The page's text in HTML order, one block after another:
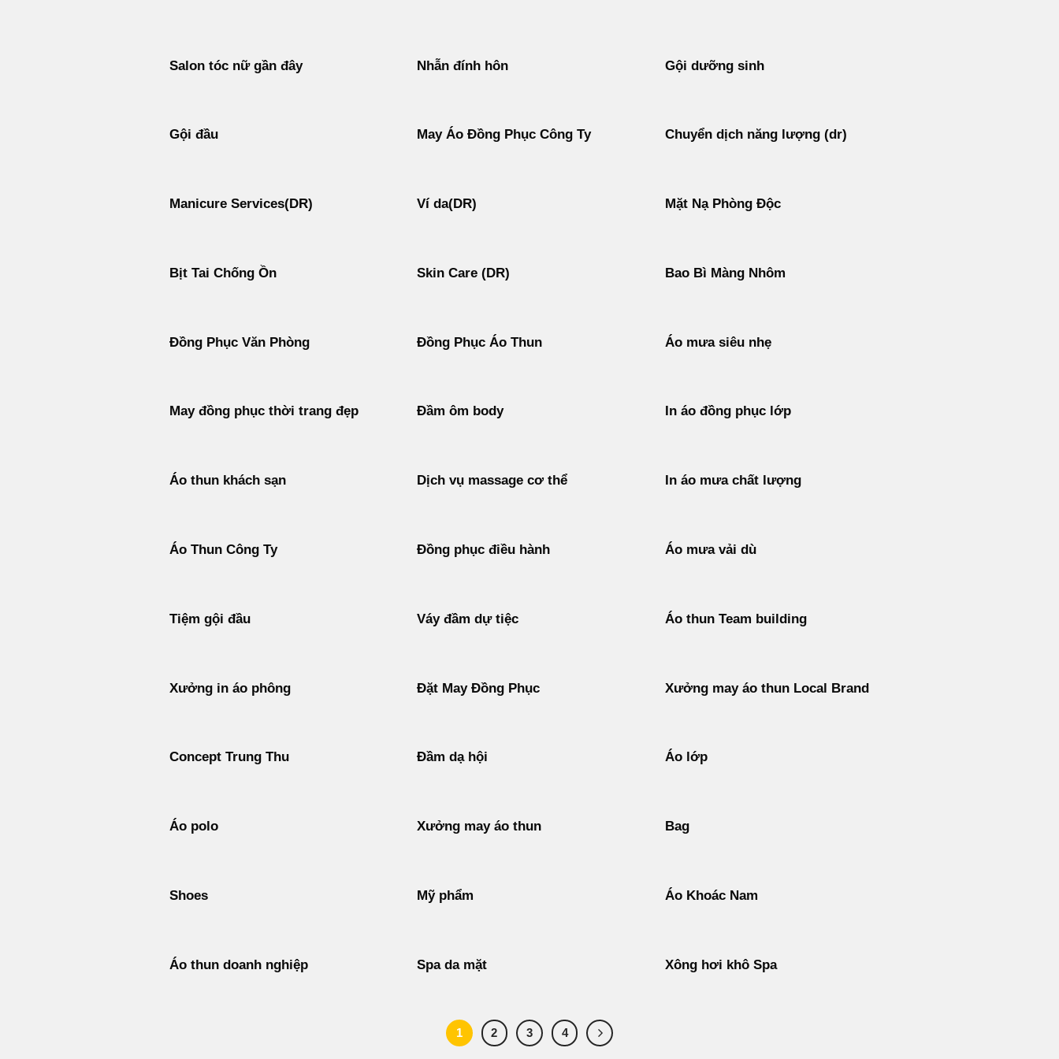
Salon tóc nữ gần đây Nhẫn đính hôn Gội dưỡng sinh
Gội đầu May Áo Đồng Phục Công Ty Chuyển dịch năng lượng (dr)
Manicure Services(DR) Ví da(DR) Mặt Nạ Phòng Độc
Bịt Tai Chống Ồn Skin Care (DR) Bao Bì Màng Nhôm
Đồng Phục Văn Phòng Đồng Phục Áo Thun Áo mưa siêu nhẹ
May đồng phục thời trang đẹp Đầm ôm body In áo đồng phục lớp
Áo thun khách sạn Dịch vụ massage cơ thể In áo mưa chất lượng
Áo Thun Công Ty Đồng phục điều hành Áo mưa vải dù
Tiệm gội đầu Váy đầm dự tiệc Áo thun Team building
Xưởng in áo phông Đặt May Đồng Phục Xưởng may áo thun Local Brand
Concept Trung Thu Đầm dạ hội Áo lớp
Áo polo Xưởng may áo thun Bag
Shoes Mỹ phẩm Áo Khoác Nam
Áo thun doanh nghiệp Spa da mặt Xông hơi khô Spa
1 2 3 4